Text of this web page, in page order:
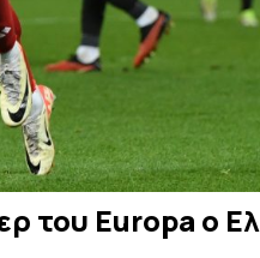
του Europa ο